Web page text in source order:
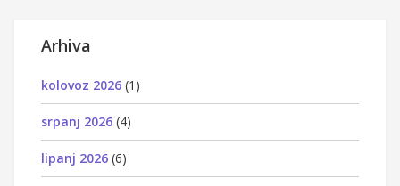
Arhiva
kolovoz 2026 (1)
srpanj 2026 (4)
lipanj 2026 (6)